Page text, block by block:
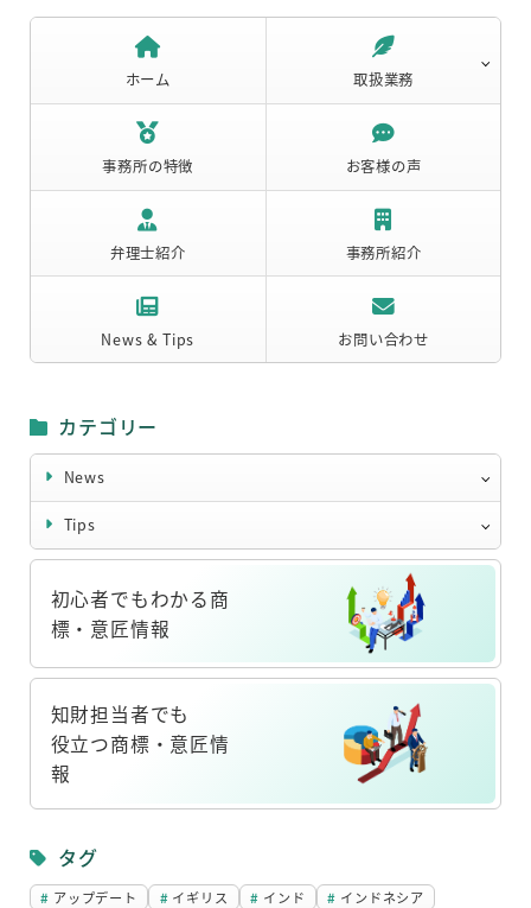
ホーム 取扱業務
事務所の特徴 お客様の声
弁理士紹介 事務所紹介
News & Tips お問い合わせ
カテゴリー
News
Tips
初心者でもわかる商
標・意匠情報
リ
知財担当者でも
役立つ商標・意匠情
報
ン
ク
タグ
アップデート イギリス インド
インドネシア